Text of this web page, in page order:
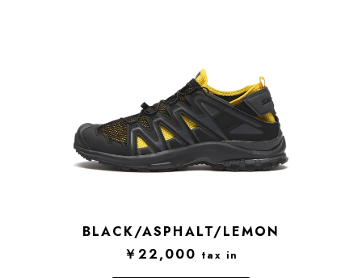
BLACK/ASPHALT/LEMON
￥22,000 tax in